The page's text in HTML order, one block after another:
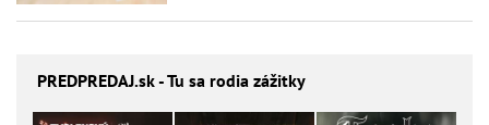
PREDPREDAJ.sk - Tu sa rodia zážitky